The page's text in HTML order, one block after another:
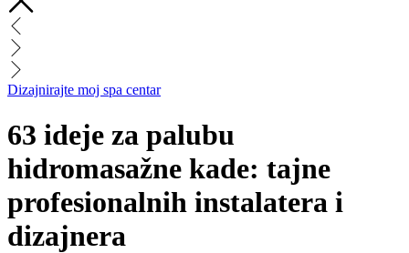
Dizajnirajte moj spa centar
63 ideje za palubu
hidromasažne kade: tajne
profesionalnih instalatera i
dizajnera